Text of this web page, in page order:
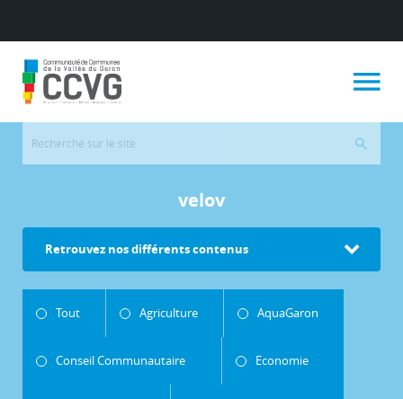
velov
Retrouvez nos différents contenus
Tout Agriculture AquaGaron
Conseil Communautaire Economie